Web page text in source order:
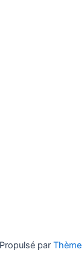
par Thème